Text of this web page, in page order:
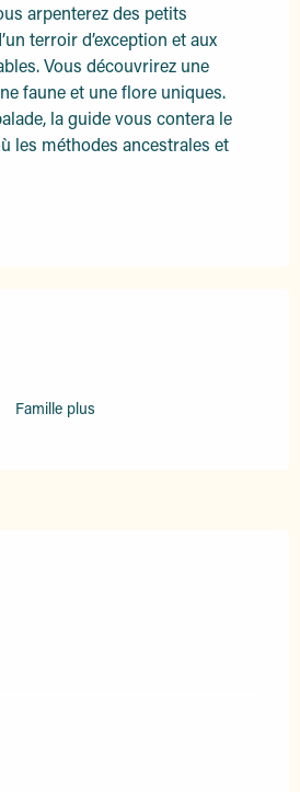
arpenterez des petits
terroir d’exception et aux
Vous découvrirez une
faune et une flore uniques.
la guide vous contera le
les méthodes ancestrales et
Famille plus